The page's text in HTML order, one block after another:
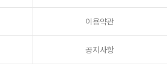
이용약관
공지사항